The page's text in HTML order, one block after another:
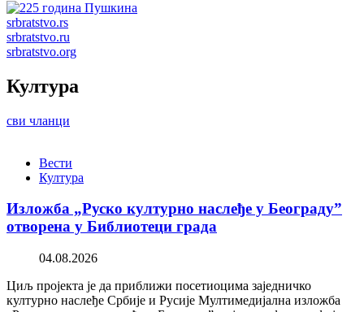
srbratstvo.rs
srbratstvo.ru
srbratstvo.org
Култура
сви чланци
Вести
Култура
Изложба „Руско културно наслеђе у Београду”
отворена у Библиотеци града
04.08.2026
Циљ пројекта је да приближи посетиоцима заједничко
културно наслеђе Србије и Русије Мултимедијална изложба